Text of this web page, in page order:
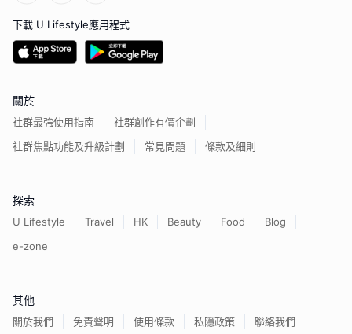
下載 U Lifestyle應用程式
關於
社群最強使用指南
社群創作有價企劃
社群焦點功能及升級計劃
常見問題 條款及細則
探索
U Lifestyle Travel HK Beauty Food
Blog
e-zone
其他
關於我們 免責聲明 使用條款 私隱政策 聯絡我們